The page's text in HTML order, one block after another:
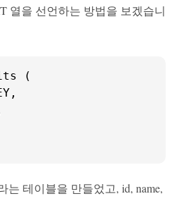
열을 선언하는 방법을 보겠습니
(
는 테이블을 만들었고, id, name,